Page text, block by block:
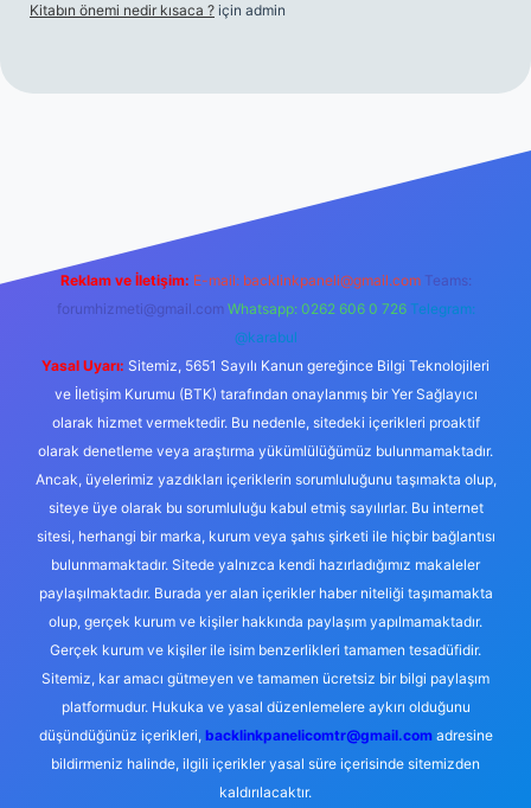
Kitabın önemi nedir kısaca ? için admin
Reklam ve İletişim: E-mail: backlinkpaneli@gmail.com Teams:
forumhizmeti@gmail.com Whatsapp: 0262 606 0 726 Telegram:
@karabul
Yasal Uyarı: Sitemiz, 5651 Sayılı Kanun gereğince Bilgi Teknolojileri
ve İletişim Kurumu (BTK) tarafından onaylanmış bir Yer Sağlayıcı
olarak hizmet vermektedir. Bu nedenle, sitedeki içerikleri proaktif
olarak denetleme veya araştırma yükümlülüğümüz bulunmamaktadır.
Ancak, üyelerimiz yazdıkları içeriklerin sorumluluğunu taşımakta olup,
siteye üye olarak bu sorumluluğu kabul etmiş sayılırlar. Bu internet
sitesi, herhangi bir marka, kurum veya şahıs şirketi ile hiçbir bağlantısı
bulunmamaktadır. Sitede yalnızca kendi hazırladığımız makaleler
paylaşılmaktadır. Burada yer alan içerikler haber niteliği taşımamakta
olup, gerçek kurum ve kişiler hakkında paylaşım yapılmamaktadır.
Gerçek kurum ve kişiler ile isim benzerlikleri tamamen tesadüfidir.
Sitemiz, kar amacı gütmeyen ve tamamen ücretsiz bir bilgi paylaşım
platformudur. Hukuka ve yasal düzenlemelere aykırı olduğunu
düşündüğünüz içerikleri, backlinkpanelicomtr@gmail.comadresine
bildirmeniz halinde, ilgili içerikler yasal süre içerisinde sitemizden
kaldırılacaktır.